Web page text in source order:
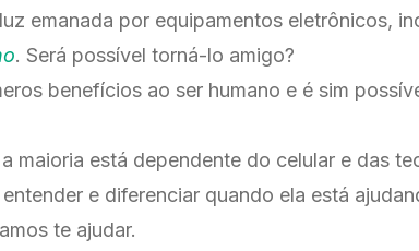
emanada por equipamentos eletrônicos,
. Será possível torná-lo amigo?
benefícios ao ser humano e é sim
maioria está dependente do celular e das
e diferenciar quando ela está
te ajudar.